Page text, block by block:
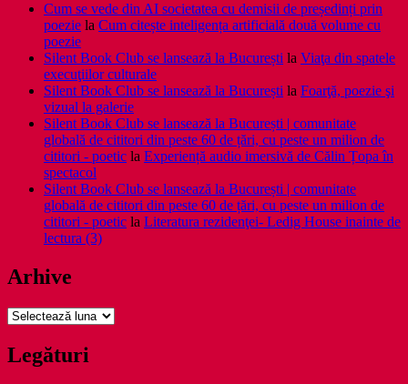
Cum se vede din AI societatea cu demisii de președinți prin
poezie la Cum citește inteligența artificială două volume cu
poezie
Silent Book Club se lansează la București la Viaţa din spatele
execuţiilor culturale
Silent Book Club se lansează la București la Foarţă, poezie şi
vizual la galerie
Silent Book Club se lansează la București | comunitate
globală de cititori din peste 60 de țări, cu peste un milion de
cititori - poetic la Experiență audio imersivă de Călin Țopa în
spectacol
Silent Book Club se lansează la București | comunitate
globală de cititori din peste 60 de țări, cu peste un milion de
cititori - poetic la Literatura rezidenţei- Ledig House inainte de
lectura (3)
Arhive
Arhive
Legături